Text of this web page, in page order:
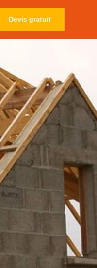
Devis gratuit